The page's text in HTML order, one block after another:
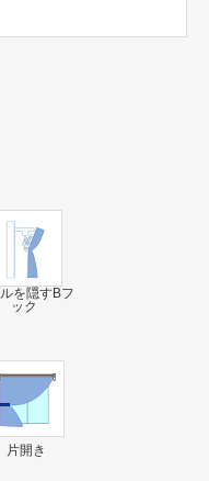
を隠すBフ
ック
片開き